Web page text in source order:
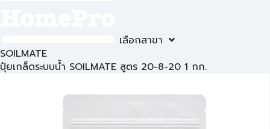
เลือกสาขา
SOILMATE
ปุ๋ยเกล็ดระบบน้ำ SOILMATE สูตร 20-8-20 1 กก.